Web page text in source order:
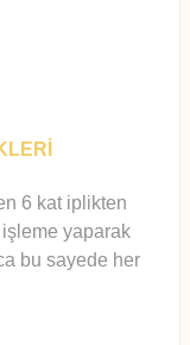
6 kat iplikten
işleme yaparak
bu sayede her